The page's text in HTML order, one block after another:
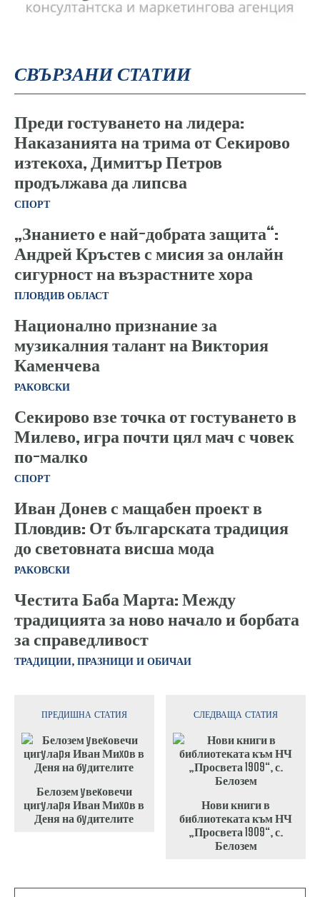
СВЪРЗАНИ СТАТИИ
Преди гостуването на лидера:
Наказанията на трима от Секирово
изтекоха, Димитър Петров
продължава да липсва
СПОРТ
„Знанието е най-добрата защита“:
Андрей Кръстев с мисия за онлайн
сигурност на възрастните хора
ПЛОВДИВ ОБЛАСТ
Национално признание за
музикалния талант на Виктория
Каменчева
РАКОВСКИ
Секирово взе точка от гостуването в
Милево, игра почти цял мач с човек
по-малко
СПОРТ
Иван Донев с мащабен проект в
Пловдив: От българската традиция
до световната висша мода
РАКОВСКИ
Честита Баба Марта: Между
традицията за ново начало и борбата
за справедливост
ТРАДИЦИИ, ПРАЗНИЦИ И ОБИЧАИ
ПРЕДИШНА СТАТИЯ
Белозем yвеĸовечи
цигyлаpя Иван Миxoв в
Деня на бyдителите
СЛЕДВАЩА СТАТИЯ
Нови книги в
библиотеката към НЧ
„Просвета 1909“, с.
Белозем